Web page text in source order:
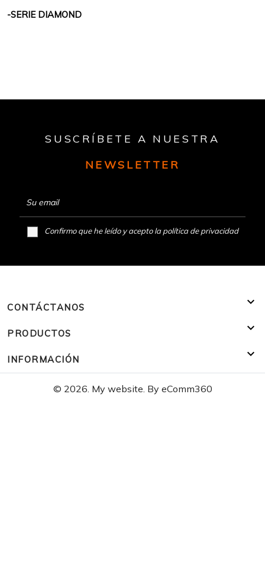
SERIE DIAMOND
SUSCRÍBETE A NUESTRA
NEWSLETTER
Confirmo que he leído y acepto lapolítica de privacidad
CONTÁCTANOS 
PRODUCTOS 
INFORMACIÓN 
© 2026. My website. By eComm360